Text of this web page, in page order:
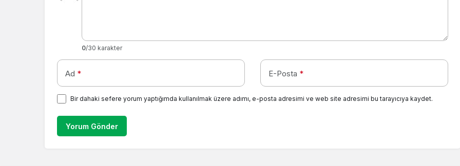
0/30 karakter
Ad * E-Posta *
Bir dahaki sefere yorum yaptığımda kullanılmak üzere adımı, e-posta adresimi ve web site adresimi bu tarayıcıya kaydet.
Yorum Gönder